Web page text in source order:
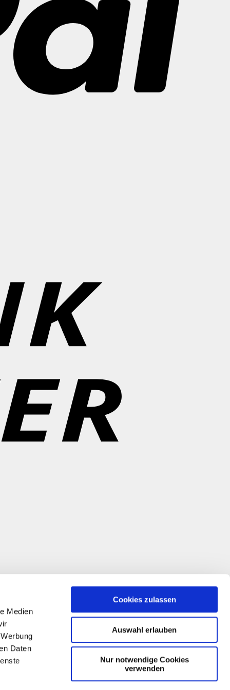
Medien
Daten
Cookies zulassen
Auswahl erlauben
Nur notwendige Cookies
verwenden